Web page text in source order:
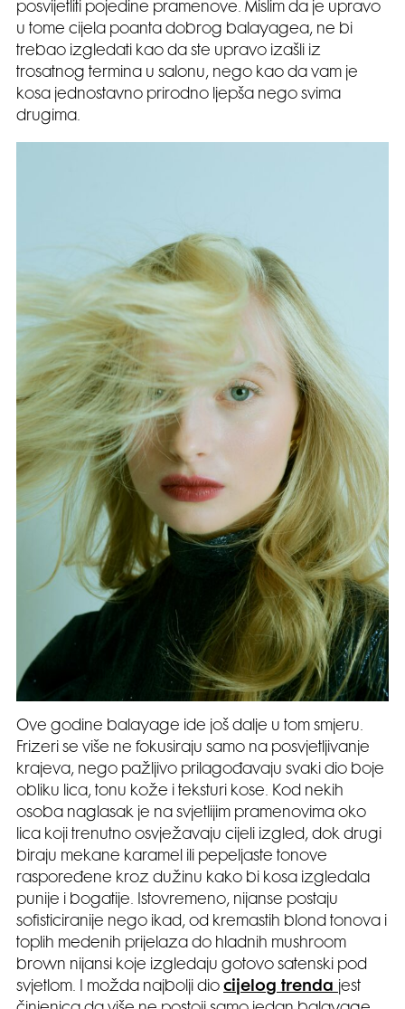
posvijetliti pojedine pramenove. Mislim da je upravo
u tome cijela poanta dobrog balayagea, ne bi
trebao izgledati kao da ste upravo izašli iz
trosatnog termina u salonu, nego kao da vam je
kosa jednostavno prirodno ljepša nego svima
drugima.
Ove godine balayage ide još dalje u tom smjeru.
Frizeri se više ne fokusiraju samo na posvjetljivanje
krajeva, nego pažljivo prilagođavaju svaki dio boje
obliku lica, tonu kože i teksturi kose. Kod nekih
osoba naglasak je na svjetlijim pramenovima oko
lica koji trenutno osvježavaju cijeli izgled, dok drugi
biraju mekane karamel ili pepeljaste tonove
raspoređene kroz dužinu kako bi kosa izgledala
punije i bogatije. Istovremeno, nijanse postaju
sofisticiranije nego ikad, od kremastih blond tonova i
toplih medenih prijelaza do hladnih mushroom
brown nijansi koje izgledaju gotovo satenski pod
svjetlom. I možda najbolji dio cijelog trenda jest